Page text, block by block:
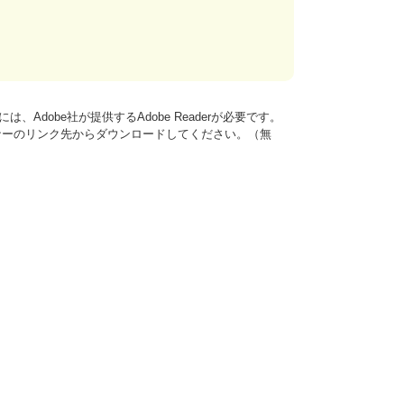
、Adobe社が提供するAdobe Readerが必要です。
のリンク先からダウンロードしてください。（無